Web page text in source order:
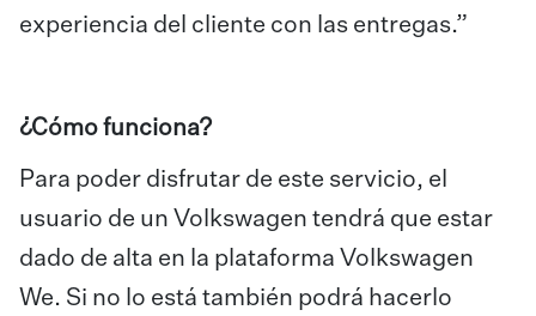
experiencia del cliente con las entregas.”
¿Cómo funciona?
Para poder disfrutar de este servicio, el
usuario de un Volkswagen tendrá que estar
dado de alta en la plataforma Volkswagen
We. Si no lo está también podrá hacerlo